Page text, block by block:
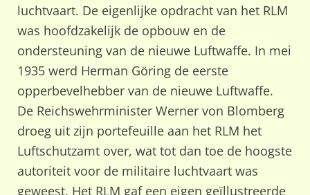
luchtvaart. De eigenlijke opdracht van het RLM
was hoofdzakelijk de opbouw en de
ondersteuning van de nieuwe Luftwaffe. In mei
1935 werd Herman Göring de eerste
opperbevelhebber van de nieuwe Luftwaffe.
De Reichswehrminister Werner von Blomberg
droeg uit zijn portefeuille aan het RLM het
Luftschutzamt over, wat tot dan toe de hoogste
autoriteit voor de militaire luchtvaart was
geweest. Het RLM gaf een eigen geïllustreerde